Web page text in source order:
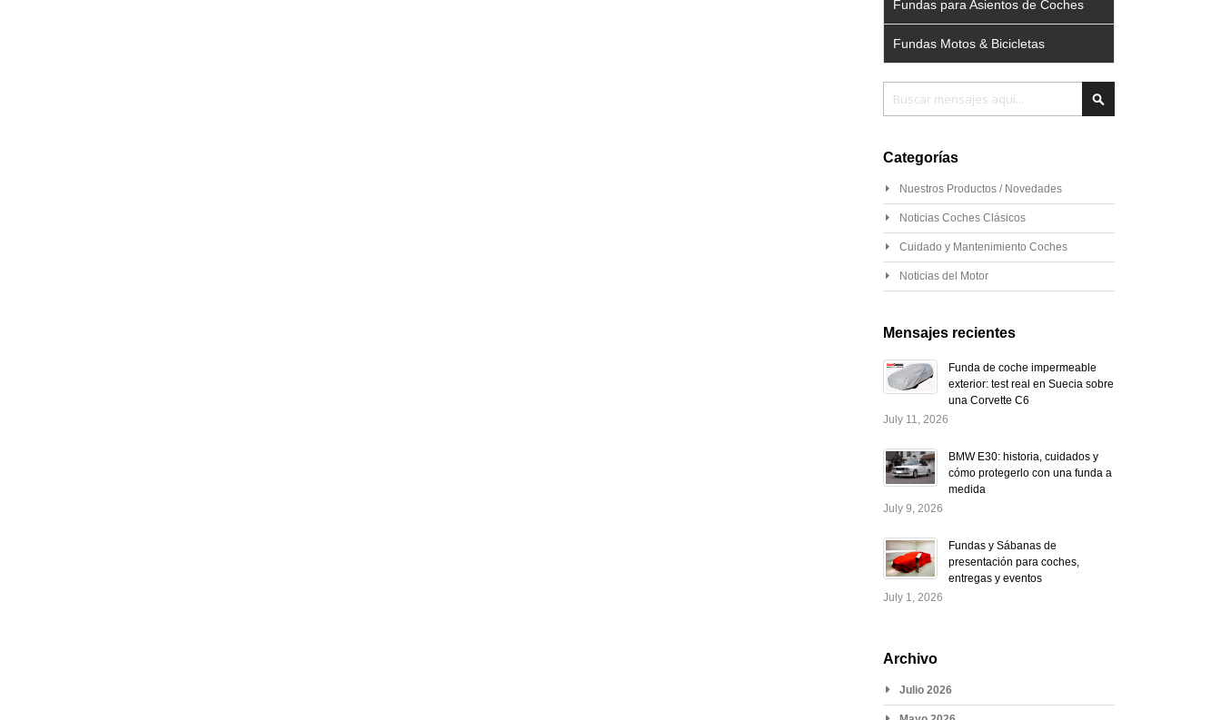
Fundas para Asientos de Coches
Fundas Motos & Bicicletas
Categorías
Nuestros Productos / Novedades
Noticias Coches Clásicos
Cuidado y Mantenimiento Coches
Noticias del Motor
Mensajes recientes
Funda de coche impermeable
exterior: test real en Suecia sobre
una Corvette C6
July 11, 2026
BMW E30: historia, cuidados y
cómo protegerlo con una funda a
medida
July 9, 2026
Fundas y Sábanas de
presentación para coches,
entregas y eventos
July 1, 2026
Archivo
Julio 2026